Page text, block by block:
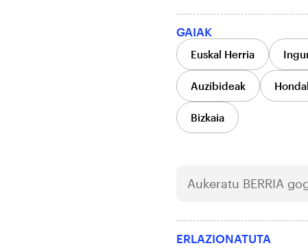
GAIAK
Euskal Herria
Auzibideak
Bizkaia
Aukeratu BERRIA
ERLAZIONATUTA